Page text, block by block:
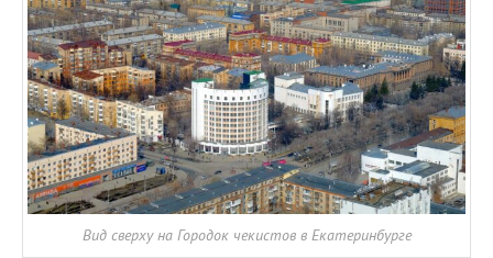
Вид сверху на Городок чекистов в Екатеринбурге